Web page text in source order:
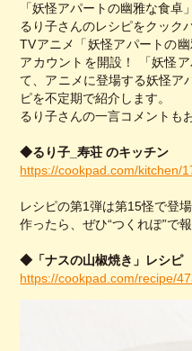
「妖怪アパートの幽雅な食卓
るり子さんのレシピをクック
TVアニメ「妖怪アパートの
アカウントを開設！ 「妖怪
て、アニメに登場する妖怪ア
ピを不定期で紹介します。
るり子さんの一言コメントも
◆るり子_寿荘 のキッチン
https://cookpad.com/kitchen/
レシピの第1弾は第15怪で登
作ったら、ぜひ“つくれぽ”で
◆「ナスの山椒焼き」レシピ
https://cookpad.com/recipe/